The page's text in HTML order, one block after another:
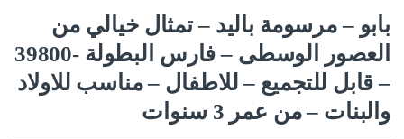
بابو – مرسومة باليد – تمثال خيالي من
العصور الوسطى – فارس البطولة -39800
– قابل للتجميع – للاطفال – مناسب للاولاد
والبنات – من عمر 3 سنوات